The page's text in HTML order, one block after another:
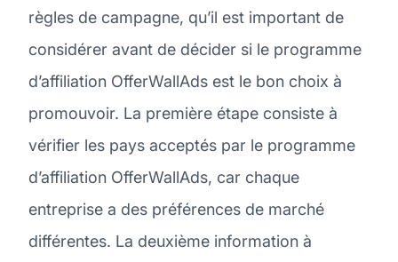
règles de campagne, qu’il est important de
considérer avant de décider si le programme
d’affiliation OfferWallAds est le bon choix à
promouvoir. La première étape consiste à
vérifier les pays acceptés par le programme
d’affiliation OfferWallAds, car chaque
entreprise a des préférences de marché
différentes. La deuxième information à